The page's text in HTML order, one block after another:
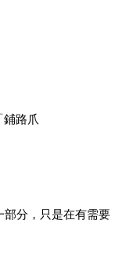
路爪
部分，只是在有需要